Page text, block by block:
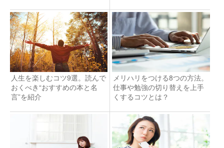
人生を楽しむコツ9選。読んで
おくべき“おすすめの本と名
言”を紹介
メリハリをつける8つの方法。
仕事や勉強の切り替えを上手
くするコツとは？